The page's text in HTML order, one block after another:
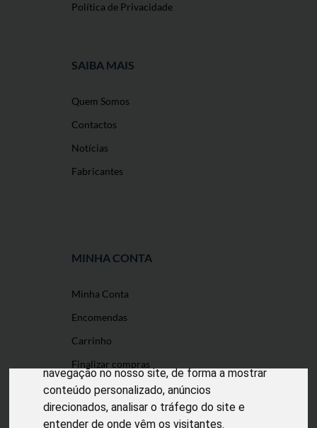
Utilizamos cookies e outras tecnologias de
navegação no nosso site, de forma a mostrar
conteúdo personalizado, anúncios
direcionados, analisar o tráfego do site e
entender de onde vêm os visitantes.
Política de Privacidade
SAIBA MAIS
Quem Somos
Contactos
Notícias
Fabricantes
MINHA CONTA
Minha Conta
Encomendas
Carrinho
Finalizar compras